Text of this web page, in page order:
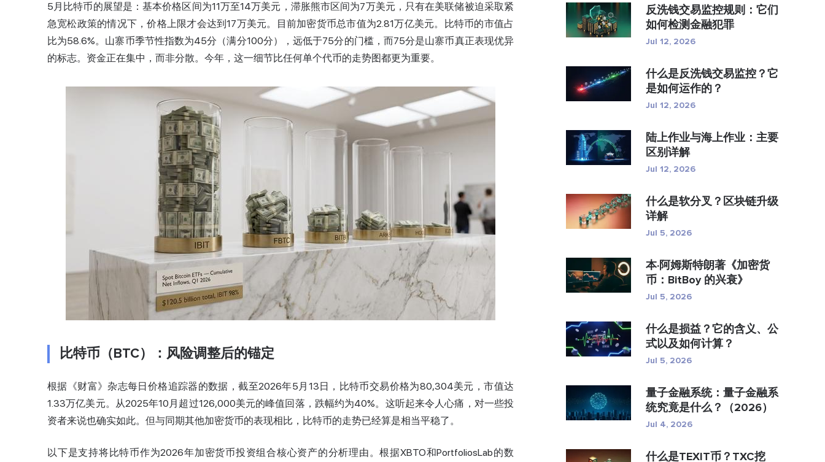
5月比特币的展望是：基本价格区间为11万至14万美元，滞胀熊市区间为7万美元，只有在美联储被迫采取紧
急宽松政策的情况下，价格上限才会达到17万美元。目前加密货币总市值为2.81万亿美元。比特币的市值占
比为58.6%。 山寨币季节性指数为45分（满分100分），远低于75分的门槛，而75分是山寨币真正表现优异
的标志。资金正在集中，而非分散。今年，这一细节比任何单个代币的走势图都更为重要。
比特币（BTC）：风险调整后的锚定
根据《财富》杂志每日价格追踪器的数据，截至2026年5月13日，比特币交易价格为80,304美元，市值达
1.33万亿美元。从2025年10月超过126,000美元的峰值回落，跌幅约为40%。这听起来令人心痛，对一些投
资者来说也确实如此。但与同期其他加密货币的表现相比，比特币的走势已经算是相当平稳了。
以下是支持将比特币作为2026年加密货币投资组合核心资产的分析理由。根据XBTO和PortfoliosLab的数
反洗钱交易监控规则：它们
如何检测金融犯罪
Jul 12, 2026
什么是反洗钱交易监控？它
是如何运作的？
Jul 12, 2026
陆上作业与海上作业：主要
区别详解
Jul 12, 2026
什么是软分叉？区块链升级
详解
Jul 5, 2026
本·阿姆斯特朗著《加密货
币：BitBoy 的兴衰》
Jul 5, 2026
什么是损益？它的含义、公
式以及如何计算？
Jul 5, 2026
量子金融系统：量子金融系
统究竟是什么？（2026）
Jul 4, 2026
什么是TEXIT币？TXC挖